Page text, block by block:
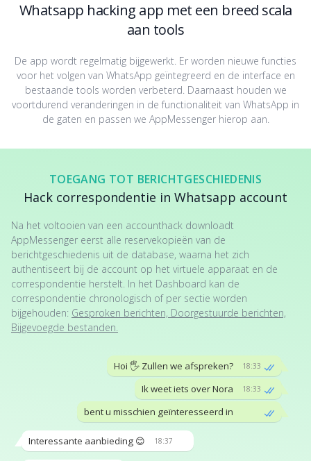
Whatsapp hacking app met een breed scala
aan tools
De app wordt regelmatig bijgewerkt. Er worden nieuwe functies
voor het volgen van WhatsApp geïntegreerd en de interface en
bestaande tools worden verbeterd. Daarnaast houden we
voortdurend veranderingen in de functionaliteit van WhatsApp in
de gaten en passen we AppMessenger hierop aan.
TOEGANG TOT BERICHTGESCHIEDENIS
Hack correspondentie in Whatsapp account
Na het voltooien van een accounthack downloadt
AppMessenger eerst alle reservekopieën van de
berichtgeschiedenis uit de database, waarna het zich
authentiseert bij de account op het virtuele apparaat en de
correspondentie herstelt. In het Dashboard kan de
correspondentie chronologisch of per sectie worden
bijgehouden: Gesproken berichten, Doorgestuurde berichten,
Bijgevoegde bestanden.
18:33
Hoi 🖐 Zullen we afspreken?
18:33
Ik weet iets over Nora
bent u misschien geïnteresseerd in
18:37
Interessante aanbieding 😊